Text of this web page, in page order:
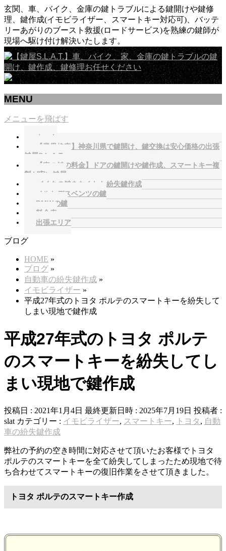
玄関、車、バイク、金庫の鍵トラブルによる鍵開けや鍵修
理、鍵作成(イモビライザー、スマートキー対応可)、バッテ
リーあがりのブースト救援(ロードサービス)を熟練の鍵師が
現場へ駆け付け解決いたします。
MENU
メニューを飛ばす
ホーム
【業界格安】神奈川県で鍵開け、鍵交換は安心価格の出張
鍵屋S.L.A.T.へ
【車の鍵の料金】ドアの鍵開けや鍵作成、スマートキー複
製が安い鍵屋
バイクの鍵をなくした紛失鍵作成
メルセデスベンツの鍵
BMWの鍵
料金表
出張エリア
ブログ
HOME »
ブログ »
自動車の紛失鍵作成 »
イモビライザー »
平成27年式のトヨタ ポルテのスマートキーを紛失して
しまい現地で鍵作成
平成27年式のトヨタ ポルテ
のスマートキーを紛失してし
まい現地で鍵作成
投稿日 : 2021年1月4日 最終更新日時 : 2025年7月19日 投稿者 :
slat カテゴリー : イモビライザー, スマートキー, トヨタ , 自動
車の紛失鍵作成
弊社の予約の空き時間に対応させて頂いたお客様でトヨタ
ポルテのスマートキーを全て紛失してしまったため現地で待
ち合わせてスマートキーの復旧作業をさせて頂きました。
トヨタ ポルテのスマートキー作成